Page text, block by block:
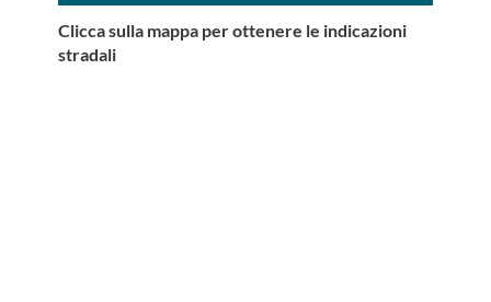
Clicca sulla mappa per ottenere le indicazioni
stradali